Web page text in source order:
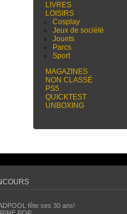
LIVRES
LOISIRS
Cosplay
Jeux de société
Jouets
Parcs
Sport
MAGAZINES
NON CLASSÉ
PS5
QUICKTEST
UNBOXING
fête ses 30 ans!